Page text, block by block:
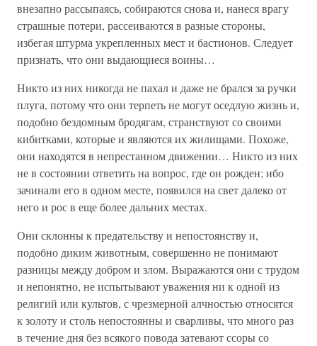
внезапно рассыпаясь, собираются снова и, нанеся врагу
страшные потери, рассеиваются в разные стороны,
избегая штурма укрепленных мест и бастионов. Следует
признать, что они выдающиеся воины…
Никто из них никогда не пахал и даже не брался за ручки
плуга, потому что они терпеть не могут оседлую жизнь и,
подобно бездомным бродягам, странствуют со своими
кибитками, которые и являются их жилищами. Похоже,
они находятся в непрестанном движении… Никто из них
не в состоянии ответить на вопрос, где он рожден; ибо
зачинали его в одном месте, появился на свет далеко от
него и рос в еще более дальних местах.
Они склонны к предательству и непостоянству и,
подобно диким животным, совершенно не понимают
разницы между добром и злом. Выражаются они с трудом
и непонятно, не испытывают уважения ни к одной из
религий или культов, с чрезмерной алчностью относятся
к золоту и столь непостоянны и сварливы, что много раз
в течение дня без всякого повода затевают ссоры со